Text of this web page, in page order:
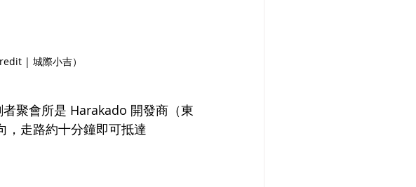
| 城際小吉）
聚會所是 Harakado 開發商（東
，走路約十分鐘即可抵達